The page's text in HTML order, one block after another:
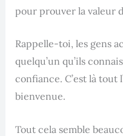
pour prouver la valeur
Rappelle-toi, les gens
quelqu’un qu’ils
confiance. C’est là tout
bienvenue.
Tout cela semble